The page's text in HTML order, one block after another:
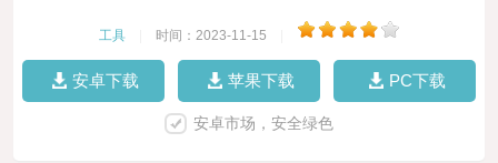
工具 时间：2023-11-15
安卓下载 苹果下载 PC下载
安卓市场，安全绿色